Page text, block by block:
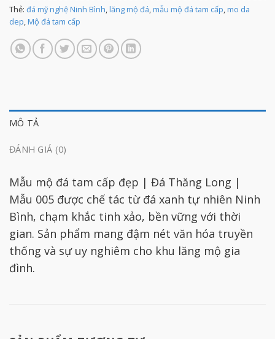
Thẻ: đá mỹ nghệ Ninh Bình,lăng mộ đá,mẫu mộ đá tam cấp,mo da
dep,Mộ đá tam cấp
MÔ TẢ
ĐÁNH GIÁ (0)
Mẫu mộ đá tam cấp đẹp | Đá Thăng Long |
Mẫu 005 được chế tác từ đá xanh tự nhiên Ninh
Bình, chạm khắc tinh xảo, bền vững với thời
gian. Sản phẩm mang đậm nét văn hóa truyền
thống và sự uy nghiêm cho khu lăng mộ gia
đình.